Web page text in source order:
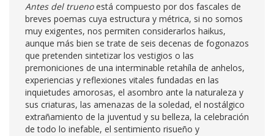
Antes del truenoestá compuesto por dos fascales de
breves poemas cuya estructura y métrica, si no somos
muy exigentes, nos permiten considerarlos haikus,
aunque más bien se trate de seis decenas de fogonazos
que pretenden sintetizar los vestigios o las
premoniciones de una interminable retahíla de anhelos,
experiencias y reflexiones vitales fundadas en las
inquietudes amorosas, el asombro ante la naturaleza y
sus criaturas, las amenazas de la soledad, el nostálgico
extrañamiento de la juventud y su belleza, la celebración
de todo lo inefable, el sentimiento risueño y